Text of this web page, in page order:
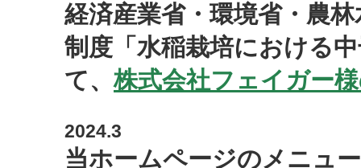
経済産業省・環境省・農
制度「水稲栽培における
て、株式会社フェイガー
2024.3
当ホームページのメニュ